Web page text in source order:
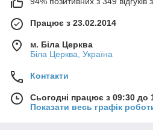
Працює з 23.02.2014
м. Біла Церква
Біла Церква, Україна
Контакти
Сьогодні працює з 09:30 до
Показати весь графік